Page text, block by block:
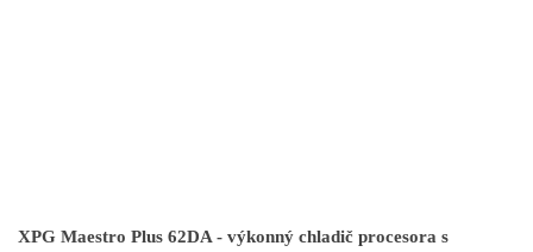
XPG Maestro Plus 62DA - výkonný chladič procesora s